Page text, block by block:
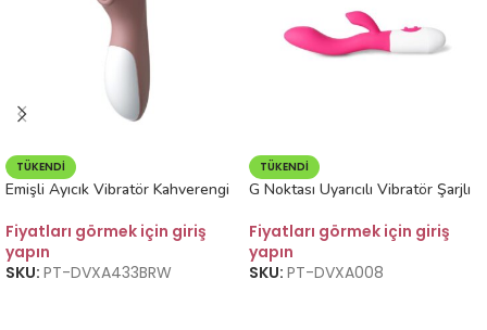
TÜKENDI
Emişli Ayıcık Vibratör Kahverengi
Fiyatları görmek için giriş
yapın
SKU: PT-DVXA433BRW
TÜKENDI
G Noktası Uyarıcılı Vibratör Şarjlı
Fiyatları görmek için giriş
yapın
SKU: PT-DVXA008